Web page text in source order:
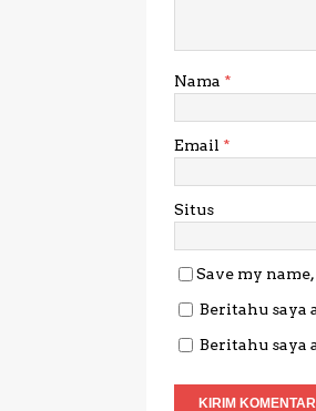
Nama *
Email *
Situs
Save my
Beritahu saya
Beritahu saya